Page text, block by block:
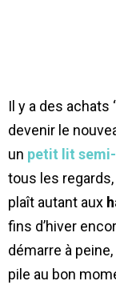
Il y a des achats
devenir le
un petit lit
tous les regards,
plaît autant aux
fins d’hiver
démarre à
pile au bon